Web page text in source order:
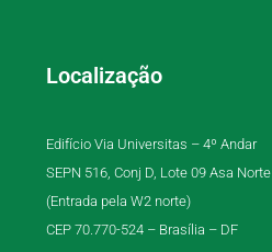
Localização
Edifício Via Universitas – 4º Andar
SEPN 516, Conj D, Lote 09 Asa Norte
(Entrada pela W2 norte)
CEP 70.770-524 – Brasília – DF